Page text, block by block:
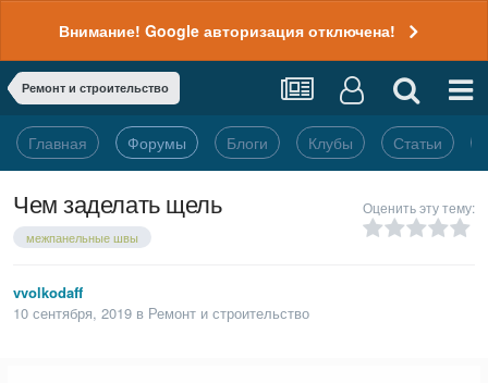
Внимание! Google авторизация отключена!
Ремонт и строительство
Главная Форумы Блоги Клубы Статьи
Чем заделать щель
межпанельные швы
Оценить эту тему:
vvolkodaff
10 сентября, 2019 в Ремонт и строительство